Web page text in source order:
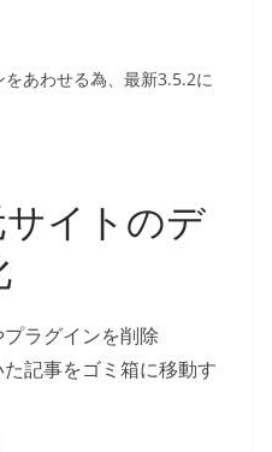
あわせる為、最新3.5.2に
サイトのデ
ラグインを削除
記事をゴミ箱に移動す